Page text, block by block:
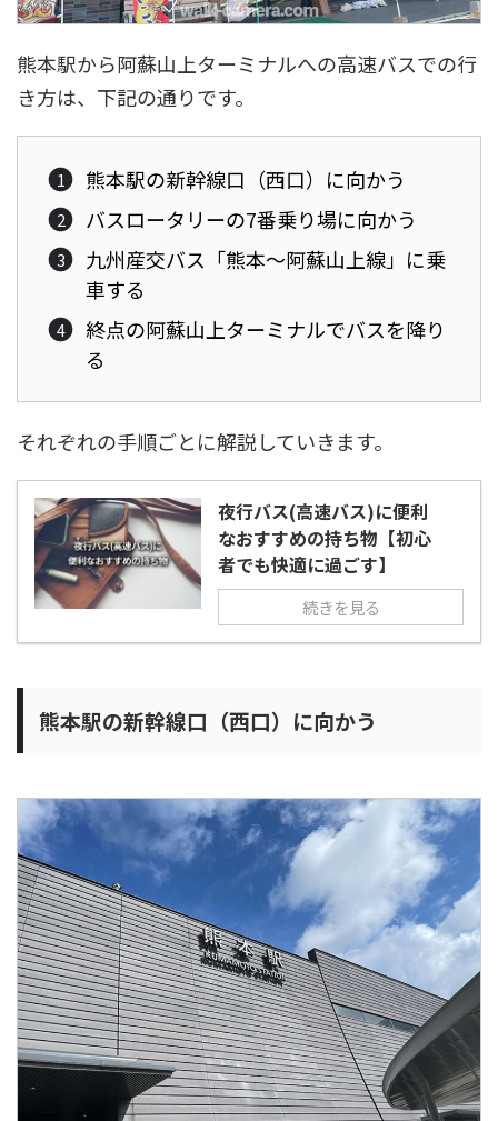
熊本駅から阿蘇山上ターミナルへの高速バスでの行
き方は、下記の通りです。
熊本駅の新幹線口（西口）に向かう
バスロータリーの7番乗り場に向かう
九州産交バス「熊本～阿蘇山上線」に乗
車する
終点の阿蘇山上ターミナルでバスを降り
る
それぞれの手順ごとに解説していきます。
夜行バス(高速バス)に便利
なおすすめの持ち物【初心
者でも快適に過ごす】
続きを見る
熊本駅の新幹線口（西口）に向かう